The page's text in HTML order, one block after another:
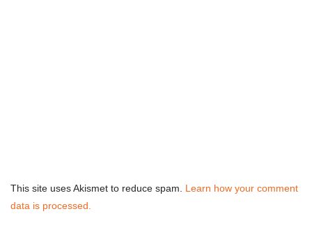
This site uses Akismet to reduce spam. Learn how your comment
data is processed.